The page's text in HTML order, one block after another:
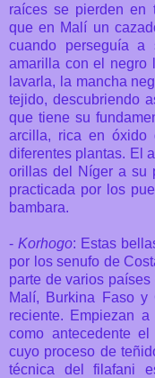
raíces se pierden en
que en Malí un
cuando perseguía
amarilla con el negro
lavarla, la mancha
tejido, descubriendo
que tiene su
arcilla, rica en óxido
diferentes plantas. El
orillas del Níger a su
practicada por los
bambara.
- Korhogo: Estas
por los senufo de
parte de varios
Malí, Burkina Faso y
reciente. Empiezan
como antecedente
cuyo proceso de
técnica del filafani